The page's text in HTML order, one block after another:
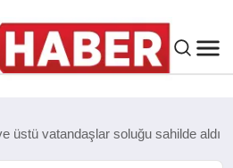
üstü vatandaşlar soluğu sahilde aldı